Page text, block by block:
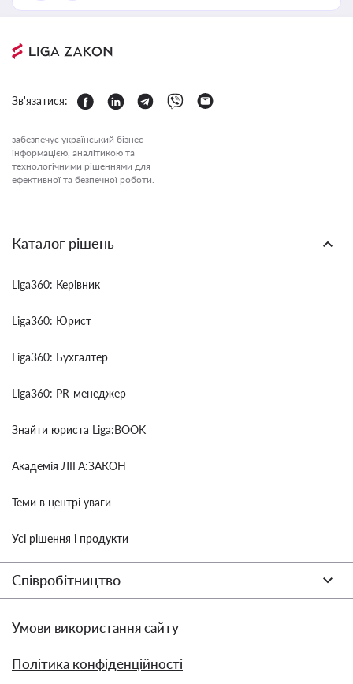
Зв'язатися:
забезпечує український бізнес
інформацією, аналітикою та
технологічними рішеннями для
ефективної та безпечної роботи.
Каталог рішень
Liga360: Керівник
Liga360: Юрист
Liga360: Бухгалтер
Liga360: PR-менеджер
Знайти юриста Liga:BOOK
Академія ЛІГА:ЗАКОН
Теми в центрі уваги
Усі рішення і продукти
Співробітництво
Умови використання сайту
Політика конфіденційності